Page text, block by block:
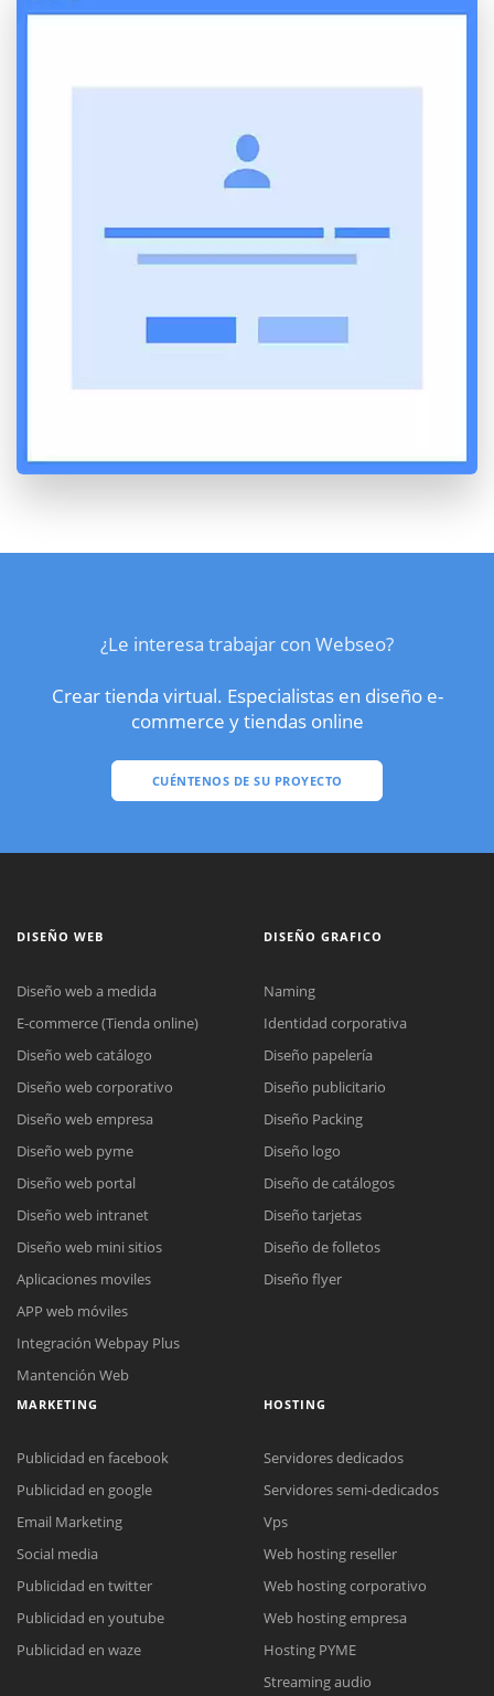
¿Le interesa trabajar con Webseo?
Crear tienda virtual. Especialistas en diseño e-
commerce y tiendas online
CUÉNTENOS DE SU PROYECTO
Reunión online
Meet para la reunión online.
Cotización
Chat Online
Todos nuestros ejecutivos están fuera de línea. Complete el formulario
DISEÑO WEB
Diseño web a medida
E-commerce (Tienda online)
Diseño web catálogo
Diseño web corporativo
Diseño web empresa
Diseño web pyme
Diseño web portal
Diseño web intranet
Diseño web mini sitios
Aplicaciones moviles
APP web móviles
Integración Webpay Plus
Mantención Web
DISEÑO GRAFICO
Naming
Identidad corporativa
Diseño papelería
Diseño publicitario
Diseño Packing
Diseño logo
Diseño de catálogos
Diseño tarjetas
Diseño de folletos
Diseño flyer
MARKETING
Publicidad en facebook
Publicidad en google
Email Marketing
Social media
Publicidad en twitter
Publicidad en youtube
Publicidad en waze
HOSTING
Servidores dedicados
Servidores semi-dedicados
Vps
Web hosting reseller
Web hosting corporativo
Web hosting empresa
Hosting PYME
Streaming audio